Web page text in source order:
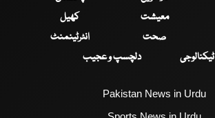
معیشت
کھیل
صحت
انٹرٹینمنٹ
ٹیکنالوجی
دلچسپ و عجیب
Pakistan News in Urdu